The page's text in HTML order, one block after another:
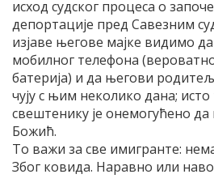
исход судског процеса о
депортације пред Савезним
изјаве његове мајке видимо да
мобилног телефона
батерија) и да његови
чују с њим неколико дана;
свештенику је онемогућено
Божић.
То важи за све имигранте:
Због ковида. Наравно или